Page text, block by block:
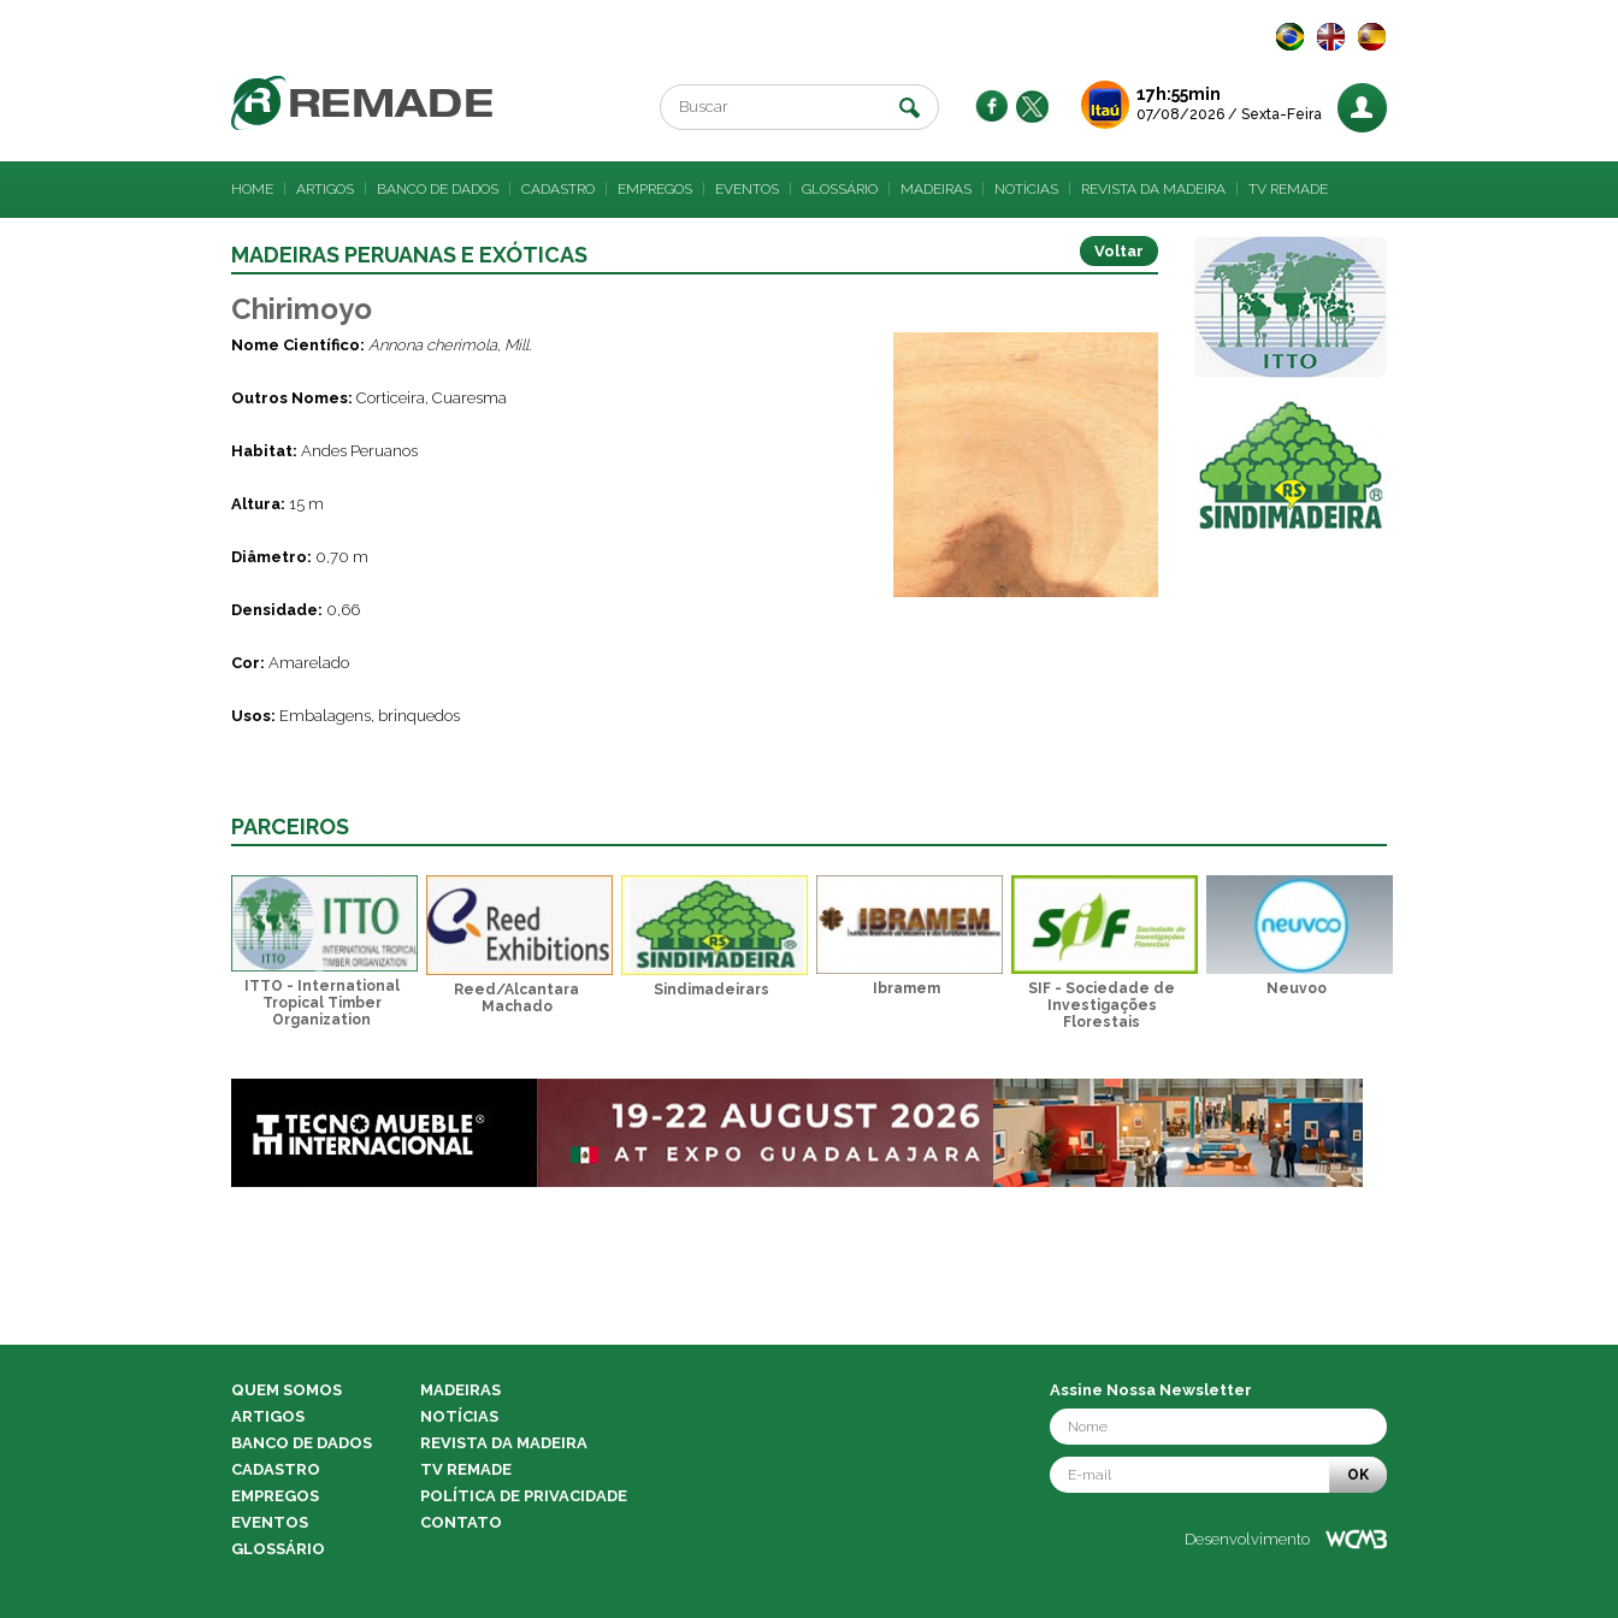
17h:55min
07/08/2026 / Sexta-Feira
HOME ARTIGOS BANCO DE DADOS CADASTRO EMPREGOS EVENTOS GLOSSÁRIO MADEIRAS NOTÍCIAS REVISTA DA MADEIRA TV REMADE
Voltar
MADEIRAS PERUANAS E EXÓTICAS
Chirimoyo
Nome Científico: Annona cherimola, Mill.
Outros Nomes: Corticeira, Cuaresma
Habitat: Andes Peruanos
Altura: 15 m
Diâmetro: 0,70 m
Densidade: 0,66
Cor: Amarelado
Usos: Embalagens, brinquedos
PARCEIROS
ITTO - International
Tropical Timber
Organization
Reed/Alcantara
Machado
Sindimadeirars Ibramem
SIF - Sociedade de
Investigações
Florestais
Neuvoo
QUEM SOMOS
ARTIGOS
BANCO DE DADOS
CADASTRO
EMPREGOS
EVENTOS
GLOSSÁRIO
MADEIRAS
NOTÍCIAS
REVISTA DA MADEIRA
TV REMADE
POLÍTICA DE PRIVACIDADE
CONTATO
Assine Nossa Newsletter
OK
Desenvolvimento